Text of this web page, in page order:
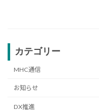
カテゴリー
MHC通信
お知らせ
DX推進